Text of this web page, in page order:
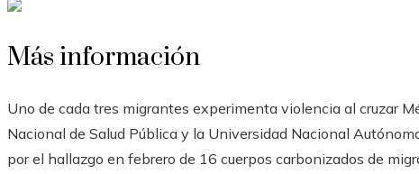
Más información
Uno de cada tres migrantes experimenta violencia al cruzar
Nacional de Salud Pública y la Universidad Nacional
por el hallazgo en febrero de 16 cuerpos carbonizados de